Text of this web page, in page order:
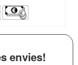
envies!